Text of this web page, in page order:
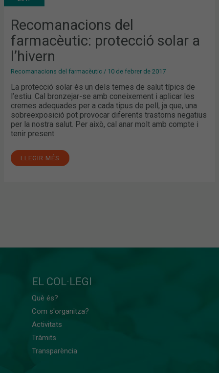
Recomanacions del
farmacèutic: protecció solar a
l’hivern
Recomanacions del farmacèutic / 10 de febrer de 2017
La protecció solar és un dels temes de salut típics de
l’estiu. Cal bronzejar-se amb coneixement i aplicar les
cremes adequades per a cada tipus de pell, ja que, una
sobreexposició pot provocar diferents trastorns negatius
per la nostra salut. Per això, cal anar molt amb compte i
tenir present
L’HIVERN
LLEGIR MÉS
EL COL·LEGI
Què és?
Com s'organitza?
Activitats
Tràmits
Transparència